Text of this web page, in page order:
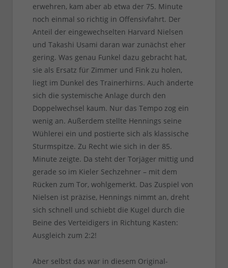
erwehren, kam aber ab etwa der 75. Minute
noch einmal so richtig in Offensivfahrt. Der
Anteil der eingewechselten Harvard Nielsen
und Takashi Usami daran war zunächst eher
gering. Was genau Funkel dazu gebracht hat,
sie als Ersatz für Zimmer und Fink zu holen,
liegt im Dunkel des Trainerhirns. Auch änderte
sich die systemische Anlage durch den
Doppelwechsel kaum. Nur das Tempo zog ein
wenig an. Außerdem stellte Hennings seine
Wühlerei ein und postierte sich als klassische
Sturmspitze. Zu Recht wie sich in der 85.
Minute zeigte. Da steht der Torjäger mittig und
gerade so im Kieler Sechzehner – mit dem
Rücken zum Tor, wohlgemerkt. Das Zuspiel von
Nielsen ist präzise, Hennings nimmt an, dreht
sich schnell und schiebt die Kugel durch die
Beine des Verteidigers in Richtung Kasten:
Ausgleich zum 2:2!
Aber selbst das war in diesem Original-